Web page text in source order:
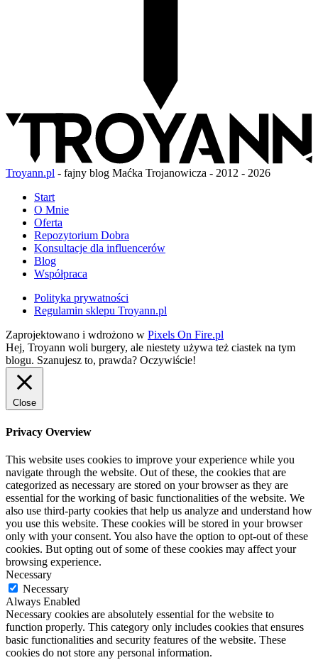
Troyann.pl - fajny blog Maćka Trojanowicza - 2012 - 2026
Start
O Mnie
Oferta
Repozytorium Dobra
Konsultacje dla influencerów
Blog
Współpraca
Polityka prywatności
Regulamin sklepu Troyann.pl
Zaprojektowano i wdrożono w Pixels On Fire.pl
Hej, Troyann woli burgery, ale niestety używa też ciastek na tym
blogu. Szanujesz to, prawda? Oczywiście!
Close
Privacy Overview
This website uses cookies to improve your experience while you
navigate through the website. Out of these, the cookies that are
categorized as necessary are stored on your browser as they are
essential for the working of basic functionalities of the website. We
also use third-party cookies that help us analyze and understand how
you use this website. These cookies will be stored in your browser
only with your consent. You also have the option to opt-out of these
cookies. But opting out of some of these cookies may affect your
browsing experience.
Necessary
Necessary
Always Enabled
Necessary cookies are absolutely essential for the website to
function properly. This category only includes cookies that ensures
basic functionalities and security features of the website. These
cookies do not store any personal information.